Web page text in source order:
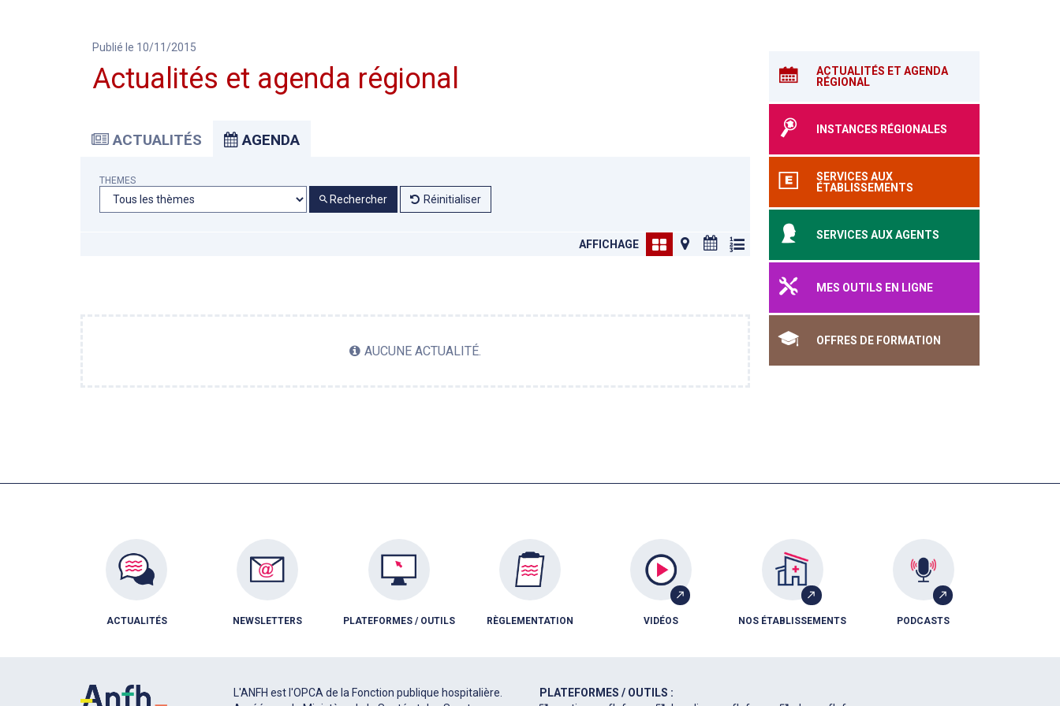
ACTUALITÉS ET AGENDA
RÉGIONAL
INSTANCES RÉGIONALES
SERVICES AUX
ÉTABLISSEMENTS
SERVICES AUX AGENTS
MES OUTILS EN LIGNE
OFFRES DE FORMATION
Publié le 10/11/2015
Actualités et agenda régional
ACTUALITÉS AGENDA
THEMES
Rechercher Réinitialiser
AFFICHAGE
AUCUNE ACTUALITÉ.
ACTUALITÉS NEWSLETTERS PLATEFORMES / OUTILS RÈGLEMENTATION VIDÉOS NOS ÉTABLISSEMENTS PODCASTS
L'ANFH est l'OPCA de la Fonction publique hospitalière.
PLATEFORMES / OUTILS :